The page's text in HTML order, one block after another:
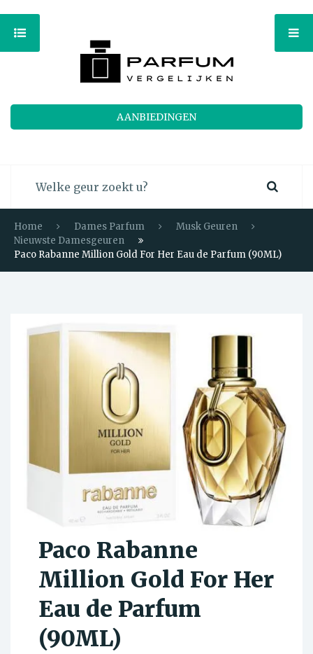
AANBIEDINGEN
Home Dames Parfum
Musk Geuren
Nieuwste Damesgeuren
Paco Rabanne Million Gold For Her Eau de Parfum (90ML)
Paco Rabanne
Million Gold For Her
Eau de Parfum
(90ML)